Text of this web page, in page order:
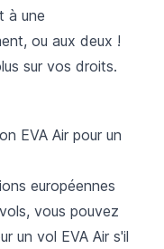
à une
ou aux deux !
sur vos droits.
EVA Air pour un
européennes
vous pouvez
un vol EVA Air s'il